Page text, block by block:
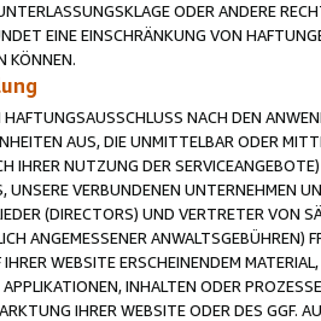
ODER ANDERE
EINE EINSCHRÄNKUNG VON
KÖNNEN.
NACH DEN
AUS, DIE UNMITTELBAR ODER
IHRER NUTZUNG DER
UNSERE VERBUNDENEN UNTERNEHMEN
(DIRECTORS) UND VERTRETER VON
ANGEMESSENER
WEBSITE ERSCHEINENDEM
INHALTEN ODER
IHRER WEBSITE ODER DES GGF.